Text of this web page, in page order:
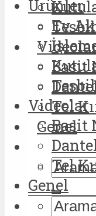
Basit
Tel
Genel
Ürünler
Ev
Videolar
Basit
Tel
Genel